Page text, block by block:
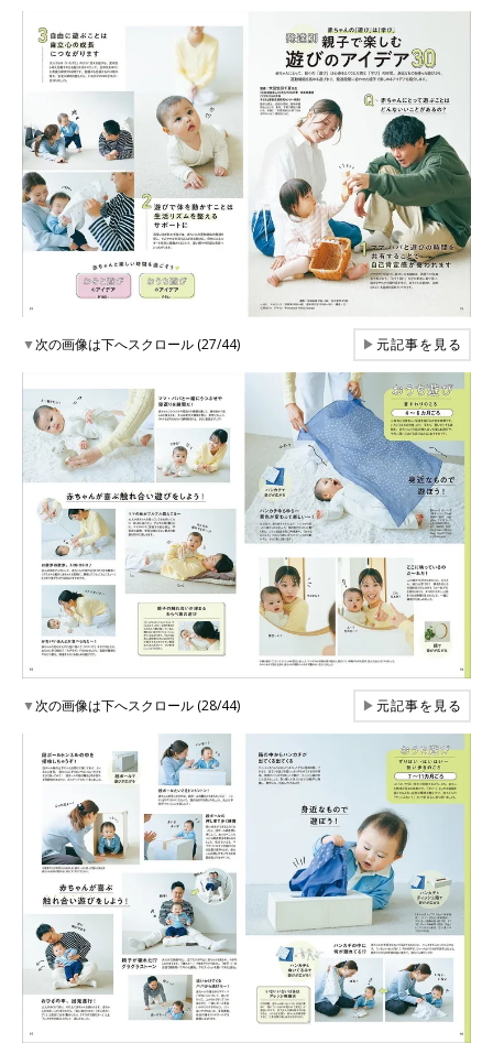
▼次の画像は下へスクロール (27/44) ▶元記事を見る
▼次の画像は下へスクロール (28/44) ▶元記事を見る